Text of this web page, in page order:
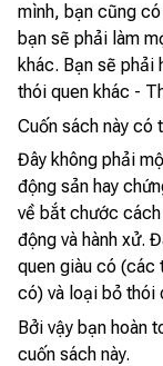
mình, bạn cũng
bạn sẽ phải làm
khác. Bạn sẽ phải
thói quen khác -
Cuốn sách này có
Đây không phải
động sản hay
về bắt chước
động và hành xử.
quen giàu có (các
có) và loại bỏ thói
Bởi vậy bạn hoàn
cuốn sách này.